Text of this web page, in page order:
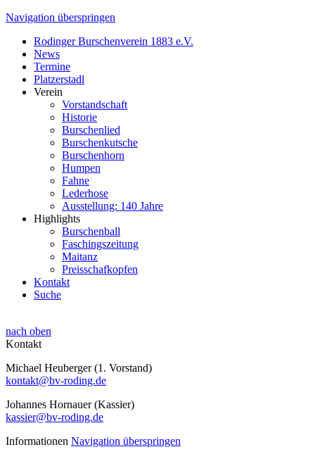
Navigation überspringen
Rodinger Burschenverein 1883 e.V.
News
Termine
Platzerstadl
Verein
Vorstandschaft
Historie
Burschenlied
Burschenkutsche
Burschenhorn
Humpen
Fahne
Lederhose
Ausstellung: 140 Jahre
Highlights
Burschenball
Faschingszeitung
Maitanz
Preisschafkopfen
Kontakt
Suche
nach oben
Kontakt
Michael Heuberger (1. Vorstand)
kontakt@bv-roding.de
Johannes Hornauer (Kassier)
kassier@bv-roding.de
Informationen Navigation überspringen